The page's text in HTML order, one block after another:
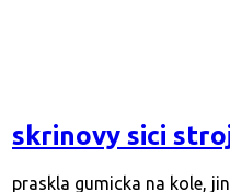
skrinovy sici
praskla gumicka na kole,